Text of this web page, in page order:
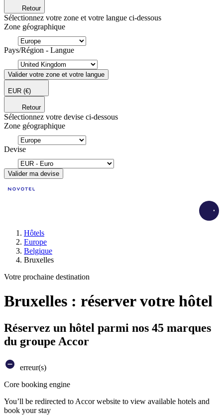
Retour
Sélectionnez votre zone et votre langue ci-dessous
Zone géographique
Pays/Région - Langue
Valider votre zone et votre langue
EUR (€)
Retour
Sélectionnez votre devise ci-dessous
Zone géographique
Devise
Valider ma devise
Hôtels
Europe
Belgique
Bruxelles
Votre prochaine destination
Bruxelles : réserver votre hôtel
Réservez un hôtel parmi nos 45 marques
du groupe Accor
erreur(s)
Core booking engine
You’ll be redirected to Accor website to view available hotels and
book your stay